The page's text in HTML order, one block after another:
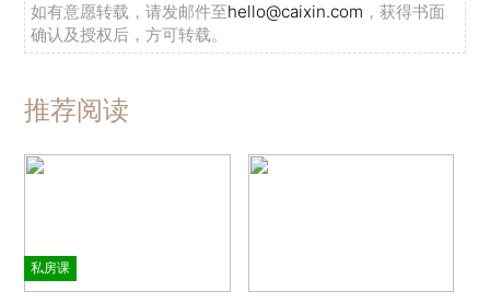
如有意愿转载，请发邮件至hello@caixin.com ，获得书面
确认及授权后，方可转载。
推荐阅读
私房课